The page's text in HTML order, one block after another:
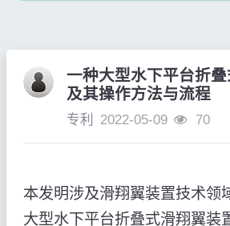
一种大型水下平台折
及其操作方法与流程
专利 2022-05-09 70
本发明涉及滑翔翼装置技术领
大型水下平台折叠式滑翔翼装